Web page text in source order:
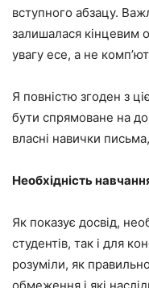
вступного абзацу.
залишалася кінцевим
увагу есе, а не
Я повністю згоден з
бути спрямоване на
власні навички
Необхідність
Як показує досвід,
студентів, так і для
розуміли, як